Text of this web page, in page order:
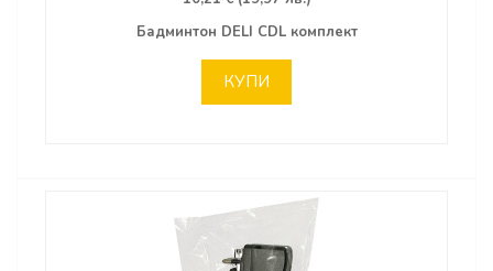
Бадминтон DELI CDL комплект
КУПИ